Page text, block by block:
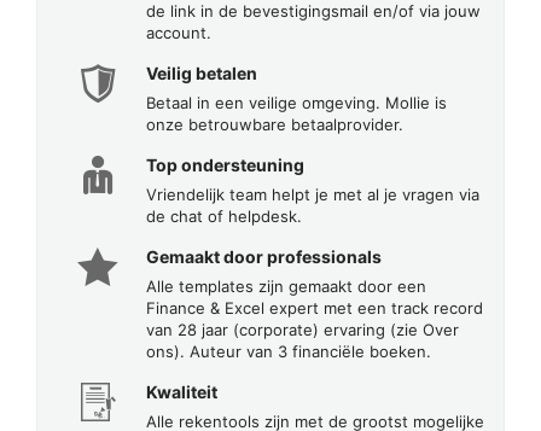
de link in de bevestigingsmail en/of via jouw
account.
Veilig betalen
Betaal in een veilige omgeving. Mollie is
onze betrouwbare betaalprovider.
Top ondersteuning
Vriendelijk team helpt je met al je vragen via
de chat of helpdesk.
Gemaakt door professionals
Alle templates zijn gemaakt door een
Finance & Excel expert met een track record
van 28 jaar (corporate) ervaring (zie Over
ons). Auteur van 3 financiële boeken.
Kwaliteit
Alle rekentools zijn met de grootst mogelijke